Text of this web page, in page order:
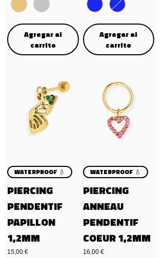
Agregar al
carrito
Agregar al
carrito
WATERPROOF 💧
PIERCING
PENDENTIF
PAPILLON
1,2MM
Precio
15,00 €
WATERPROOF 💧
PIERCING
ANNEAU
PENDENTIF
COEUR 1,2MM
Precio
16,00 €